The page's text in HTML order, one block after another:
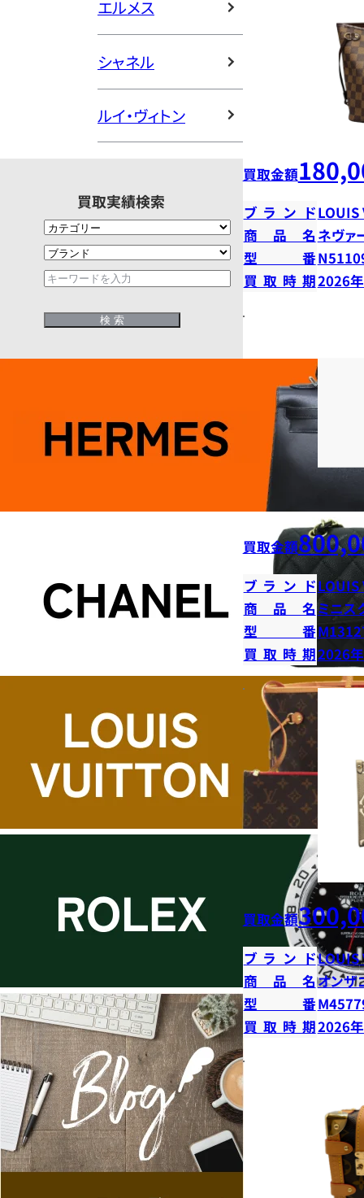
エルメス
シャネル
ルイ・ヴィトン
買取実績検索
買取金額
ブランドLOUIS
商品名 ネヴァ
型番
買取時期2026
買取金額
ブランドLOUIS
商品名ミニス
型番
買取時期2026
買取金額
ブランドLOUIS
商品名オンザ
型番
買取時期2026